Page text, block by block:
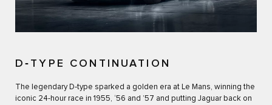
D‑TYPE CONTINUATION
The legendary D‑type sparked a golden era at Le Mans, winning the
iconic 24-hour race in 1955, ‘56 and ’57 and putting Jaguar back on